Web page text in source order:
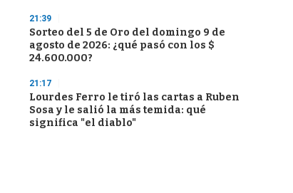
21:39
Sorteo del 5 de Oro del domingo 9 de
agosto de 2026: ¿qué pasó con los $
24.600.000?
21:17
Lourdes Ferro le tiró las cartas a Ruben
Sosa y le salió la más temida: qué
significa "el diablo"